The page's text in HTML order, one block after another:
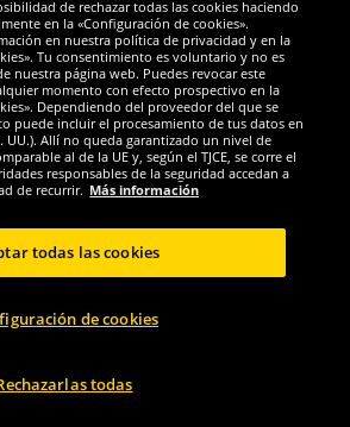
Redes sociales
los derechos reservados
con una suscripción activa al DealClub.
de rechazar todas las cookies haciendo
en la «Configuración de cookies».
en nuestra política de privacidad y en la
Tu consentimiento es voluntario y no es
nuestra página web. Puedes revocar este
momento con efecto prospectivo en la
Dependiendo del proveedor del que se
puede incluir el procesamiento de tus datos en
UU.). Allí no queda garantizado un nivel de
al de la UE y, según el TJCE, se corre el
responsables de la seguridad accedan a
de recurrir. Más información
de cookies
todas
todas las cookies